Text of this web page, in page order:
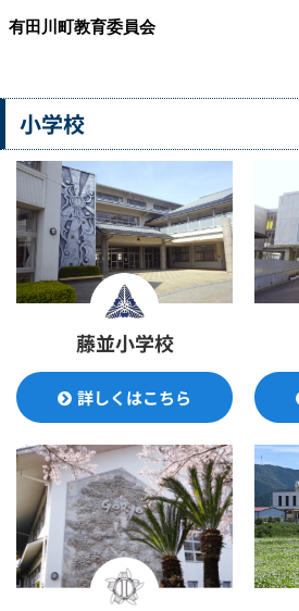
有田川町教育委員会
小学校
藤並小学校
詳しくはこちら